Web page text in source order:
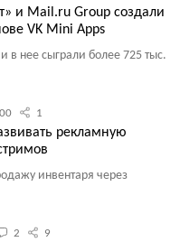
и Mail.ru Group создали
VK Mini Apps
в нее сыграли более 725 тыс.
1
рекламную
инвентаря через
2 9